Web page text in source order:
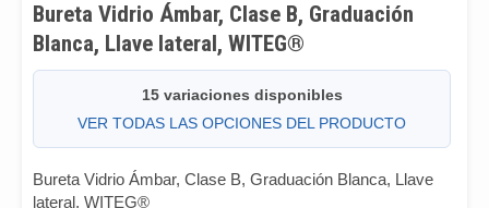
Bureta Vidrio Ámbar, Clase B, Graduación
Blanca, Llave lateral, WITEG®
15 variaciones disponibles
VER TODAS LAS OPCIONES DEL PRODUCTO
Bureta Vidrio Ámbar, Clase B, Graduación Blanca, Llave
lateral, WITEG®